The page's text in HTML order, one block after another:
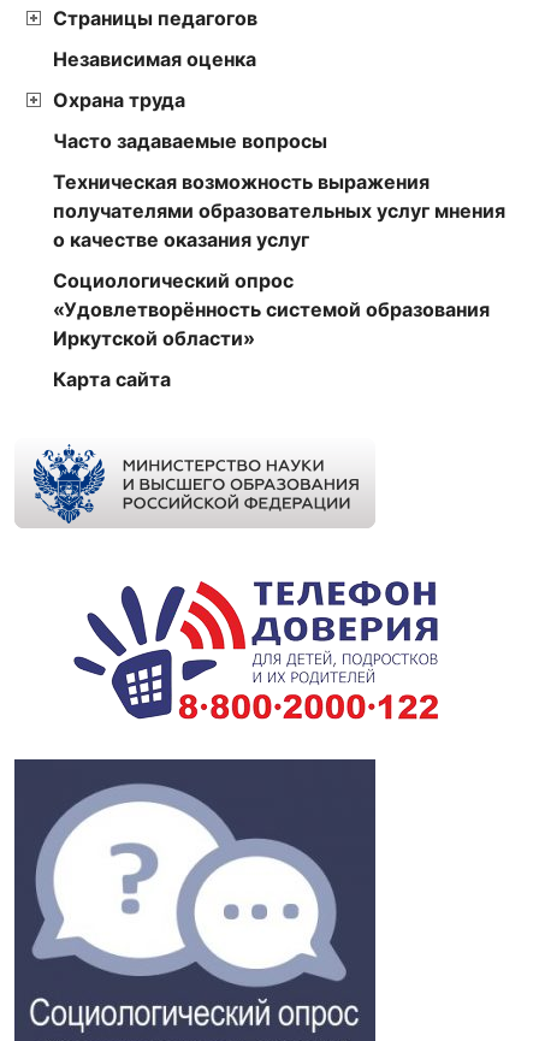
Страницы педагогов
Независимая оценка
Охрана труда
Часто задаваемые вопросы
Техническая возможность выражения
получателями образовательных услуг мнения
о качестве оказания услуг
Социологический опрос
«Удовлетворённость системой образования
Иркутской области»
Карта сайта